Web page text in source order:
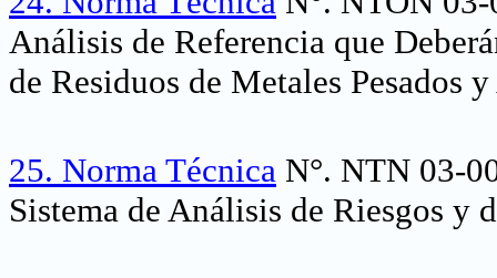
Análisis de Referencia que
de Residuos de Metales Pesados
25. Norma Técnica N°. NTN 03-
Sistema de Análisis de Riesgos y